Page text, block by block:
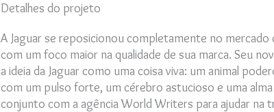
Detalhes do projeto
A Jaguar se reposicionou completamente no mercado
com um foco maior na qualidade de sua marca. Seu
a ideia da Jaguar como uma coisa viva: um animal
com um pulso forte, um cérebro astucioso e uma alma
conjunto com a agência World Writers para ajudar na